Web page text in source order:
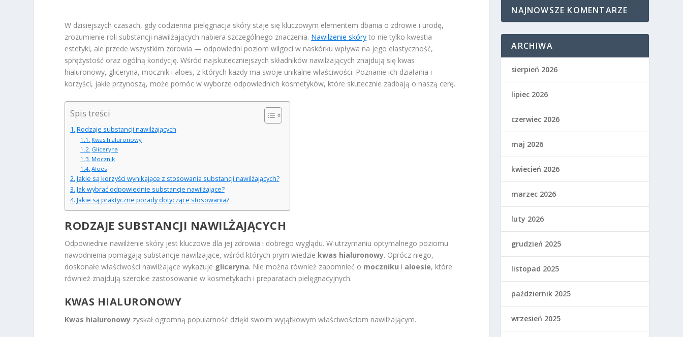
W dzisiejszych czasach, gdy codzienna pielęgnacja skóry staje się kluczowym elementem dbania o zdrowie i urodę,
zrozumienie roli substancji nawilżających nabiera szczególnego znaczenia. Nawilżenie skóry to nie tylko kwestia
estetyki, ale przede wszystkim zdrowia — odpowiedni poziom wilgoci w naskórku wpływa na jego elastyczność,
sprężystość oraz ogólną kondycję. Wśród najskuteczniejszych składników nawilżających znajdują się kwas
hialuronowy, gliceryna, mocznik i aloes, z których każdy ma swoje unikalne właściwości. Poznanie ich działania i
korzyści, jakie przynoszą, może pomóc w wyborze odpowiednich kosmetyków, które skutecznie zadbają o naszą cerę.
Spis treści
Rodzaje substancji nawilżających
Kwas hialuronowy
Gliceryna
Mocznik
Aloes
Jakie są korzyści wynikające z stosowania substancji nawilżających?
Jak wybrać odpowiednie substancje nawilżające?
Jakie są praktyczne porady dotyczące stosowania?
RODZAJE SUBSTANCJI NAWILŻAJĄCYCH
Odpowiednie nawilżenie skóry jest kluczowe dla jej zdrowia i dobrego wyglądu. W utrzymaniu optymalnego poziomu
nawodnienia pomagają substancje nawilżające, wśród których prym wiedzie kwas hialuronowy. Oprócz niego,
doskonałe właściwości nawilżające wykazuje gliceryna. Nie można również zapomnieć o moczniku i aloesie, które
również znajdują szerokie zastosowanie w kosmetykach i preparatach pielęgnacyjnych.
KWAS HIALURONOWY
Kwas hialuronowy zyskał ogromną popularność dzięki swoim wyjątkowym właściwościom nawilżającym.
NAJNOWSZE KOMENTARZE
ARCHIWA
sierpień 2026
lipiec 2026
czerwiec 2026
maj 2026
kwiecień 2026
marzec 2026
luty 2026
grudzień 2025
listopad 2025
październik 2025
wrzesień 2025